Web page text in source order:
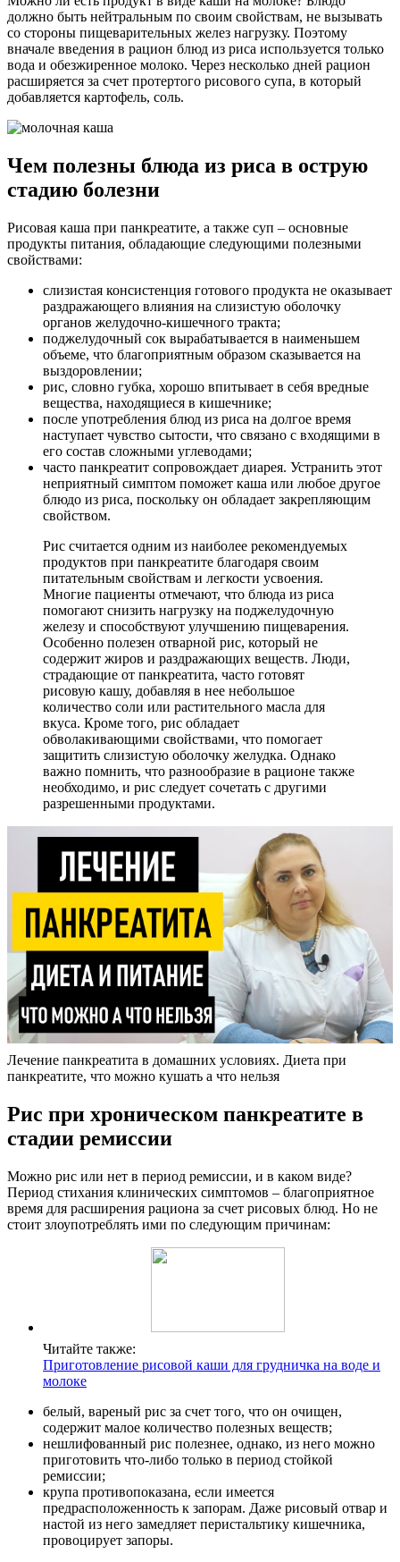
должно быть нейтральным по своим свойствам, не вызывать
со стороны пищеварительных желез нагрузку. Поэтому
вначале введения в рацион блюд из риса используется только
вода и обезжиренное молоко. Через несколько дней рацион
расширяется за счет протертого рисового супа, в который
добавляется картофель, соль.
Чем полезны блюда из риса в острую
стадию болезни
Рисовая каша при панкреатите, а также суп – основные
продукты питания, обладающие следующими полезными
свойствами:
слизистая консистенция готового продукта не оказывает
раздражающего влияния на слизистую оболочку
органов желудочно-кишечного тракта;
поджелудочный сок вырабатывается в наименьшем
объеме, что благоприятным образом сказывается на
выздоровлении;
рис, словно губка, хорошо впитывает в себя вредные
вещества, находящиеся в кишечнике;
после употребления блюд из риса на долгое время
наступает чувство сытости, что связано с входящими в
его состав сложными углеводами;
часто панкреатит сопровождает диарея. Устранить этот
неприятный симптом поможет каша или любое другое
блюдо из риса, поскольку он обладает закрепляющим
свойством.
Рис считается одним из наиболее рекомендуемых
продуктов при панкреатите благодаря своим
питательным свойствам и легкости усвоения.
Многие пациенты отмечают, что блюда из риса
помогают снизить нагрузку на поджелудочную
железу и способствуют улучшению пищеварения.
Особенно полезен отварной рис, который не
содержит жиров и раздражающих веществ. Люди,
страдающие от панкреатита, часто готовят
рисовую кашу, добавляя в нее небольшое
количество соли или растительного масла для
вкуса. Кроме того, рис обладает
обволакивающими свойствами, что помогает
защитить слизистую оболочку желудка. Однако
важно помнить, что разнообразие в рационе также
необходимо, и рис следует сочетать с другими
разрешенными продуктами.
Лечение панкреатита в домашних условиях. Диета при
панкреатите, что можно кушать а что нельзя
Рис при хроническом панкреатите в
стадии ремиссии
Можно рис или нет в период ремиссии, и в каком виде?
Период стихания клинических симптомов – благоприятное
время для расширения рациона за счет рисовых блюд. Но не
стоит злоупотреблять ими по следующим причинам:
Читайте также:
Приготовление рисовой каши для грудничка на воде и
молоке
белый, вареный рис за счет того, что он очищен,
содержит малое количество полезных веществ;
нешлифованный рис полезнее, однако, из него можно
приготовить что-либо только в период стойкой
ремиссии;
крупа противопоказана, если имеется
предрасположенность к запорам. Даже рисовый отвар и
настой из него замедляет перистальтику кишечника,
провоцирует запоры.